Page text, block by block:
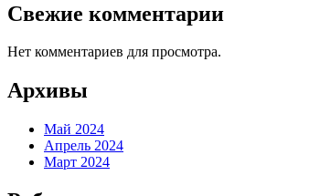
Свежие комментарии
Нет комментариев для просмотра.
Архивы
Май 2024
Апрель 2024
Март 2024